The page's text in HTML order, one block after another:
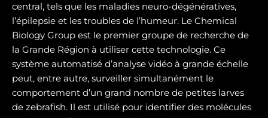
central, tels que les maladies neuro-dégénératives,
l’épilepsie et les troubles de l’humeur. Le Chemical
Biology Group est le premier groupe de recherche de
la Grande Région à utiliser cette technologie. Ce
système automatisé d’analyse vidéo à grande échelle
peut, entre autre, surveiller simultanément le
comportement d’un grand nombre de petites larves
de zebrafish. Il est utilisé pour identifier des molécules